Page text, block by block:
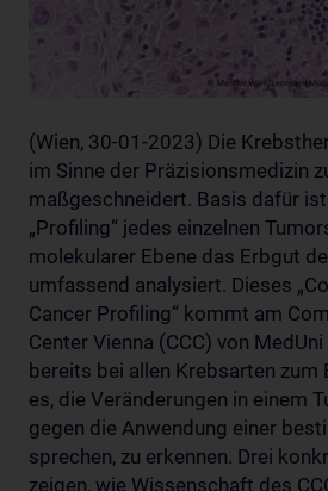
(Wien, 30-01-2023) Die
im Sinne der Präzisionsmedizin
maßgeschneidert. Basis dafür
„Profiling“ jedes einzelnen
molekularer Ebene das Erbgut
umfassend analysiert. Dieses
Cancer Profiling“ kommt am
Center Vienna (CCC) von
bereits bei allen Krebsarten zum
es, die Veränderungen in einem
gegen die Anwendung einer
sprechen, zu erkennen. Drei
zeigen, wie Wissenschaft des